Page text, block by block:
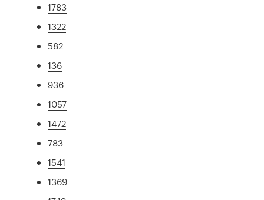
1783
1322
582
136
936
1057
1472
783
1541
1369